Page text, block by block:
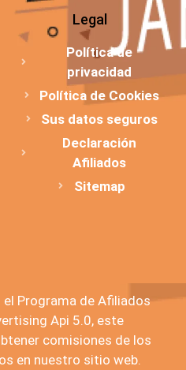
Legal
Política de
privacidad
Política de Cookies
Sus datos seguros
Declaración
Afiliados
Sitemap
Programa de Afiliados
Api 5.0, este
comisiones de los
en nuestro sitio web.